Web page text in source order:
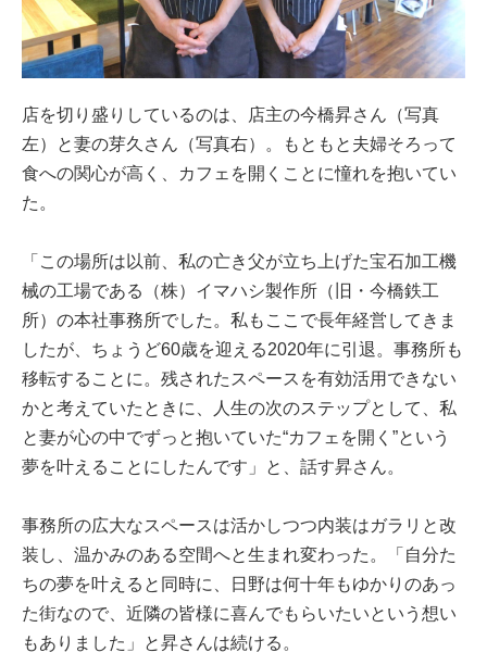
店を切り盛りしているのは、店主の今橋昇さん（写真
左）と妻の芽久さん（写真右）。もともと夫婦そろって
食への関心が高く、カフェを開くことに憧れを抱いてい
た。
「この場所は以前、私の亡き父が立ち上げた宝石加工機
械の工場である（株）イマハシ製作所（旧・今橋鉄工
所）の本社事務所でした。私もここで長年経営してきま
したが、ちょうど60歳を迎える2020年に引退。事務所も
移転することに。残されたスペースを有効活用できない
かと考えていたときに、人生の次のステップとして、私
と妻が心の中でずっと抱いていた“カフェを開く”という
夢を叶えることにしたんです」と、話す昇さん。
事務所の広大なスペースは活かしつつ内装はガラリと改
装し、温かみのある空間へと生まれ変わった。「自分た
ちの夢を叶えると同時に、日野は何十年もゆかりのあっ
た街なので、近隣の皆様に喜んでもらいたいという想い
もありました」と昇さんは続ける。